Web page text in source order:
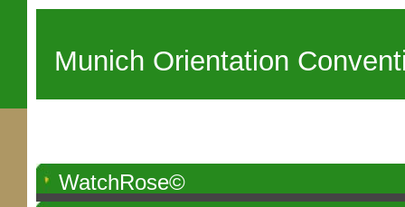
Munich Orientation
WatchRose©